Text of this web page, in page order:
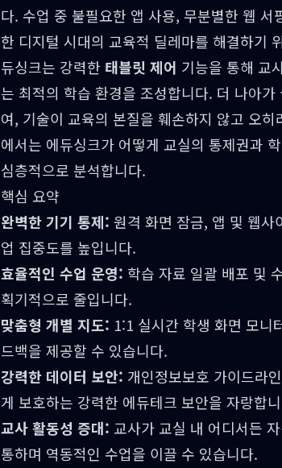
다. 수업 중 불필요한 앱 사용, 무분별한 웹
한 디지털 시대의 교육적 딜레마를 해결하기
듀싱크는 강력한 태블릿 제어 기능을 통해 교
는 최적의 학습 환경을 조성합니다. 더 나아가
여, 기술이 교육의 본질을 훼손하지 않고 오
에서는 에듀싱크가 어떻게 교실의 통제권과
심층적으로 분석합니다.
핵심 요약
완벽한 기기 통제: 원격 화면 잠금, 앱 및 웹사
업 집중도를 높입니다.
효율적인 수업 운영: 학습 자료 일괄 배포 및
획기적으로 줄입니다.
맞춤형 개별 지도: 1:1 실시간 학생 화면 모니
드백을 제공할 수 있습니다.
강력한 데이터 보안: 개인정보보호 가이드라
게 보호하는 강력한 에듀테크 보안을 자랑합
교사 활동성 증대: 교사가 교실 내 어디서든
통하며 역동적인 수업을 이끌 수 있습니다.